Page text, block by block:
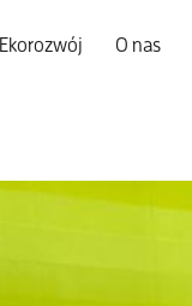
Ekorozwój O nas